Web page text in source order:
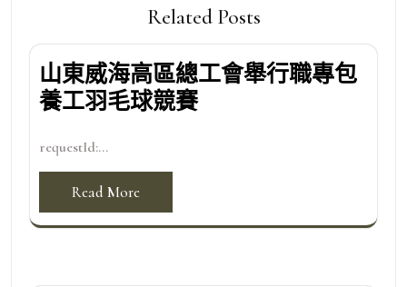
Related Posts
山東威海高區總工會舉行職專包
養工羽毛球競賽
requestId:...
Read More